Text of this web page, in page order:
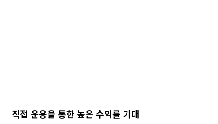
직접 운용을 통한 높은 수익률 기대